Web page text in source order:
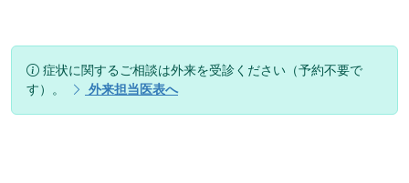
症状に関するご相談は外来を受診ください（予約不要で
す）。
外来担当医表へ